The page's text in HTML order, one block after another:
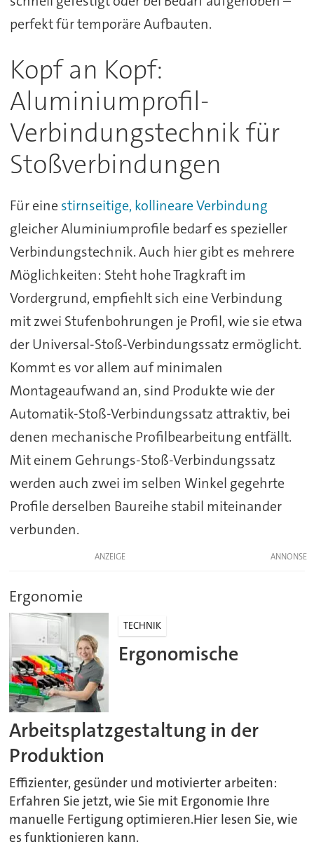
perfekt für temporäre Aufbauten.
Kopf an Kopf:
Aluminiumprofil-
Verbindungstechnik für
Stoßverbindungen
Für eine stirnseitige, kollineare Verbindung
gleicher Aluminiumprofile bedarf es spezieller
Verbindungstechnik. Auch hier gibt es mehrere
Möglichkeiten: Steht hohe Tragkraft im
Vordergrund, empfiehlt sich eine Verbindung
mit zwei Stufenbohrungen je Profil, wie sie etwa
der Universal-Stoß-Verbindungssatz ermöglicht.
Kommt es vor allem auf minimalen
Montageaufwand an, sind Produkte wie der
Automatik-Stoß-Verbindungssatz attraktiv, bei
denen mechanische Profilbearbeitung entfällt.
Mit einem Gehrungs-Stoß-Verbindungssatz
werden auch zwei im selben Winkel gegehrte
Profile derselben Baureihe stabil miteinander
verbunden.
ANZEIGE
Ergonomie
TECHNIK
Ergonomische
Arbeitsplatzgestaltung in der
Produktion
Effizienter, gesünder und motivierter arbeiten:
Erfahren Sie jetzt, wie Sie mit Ergonomie Ihre
manuelle Fertigung optimieren.Hier lesen Sie, wie
es funktionieren kann.